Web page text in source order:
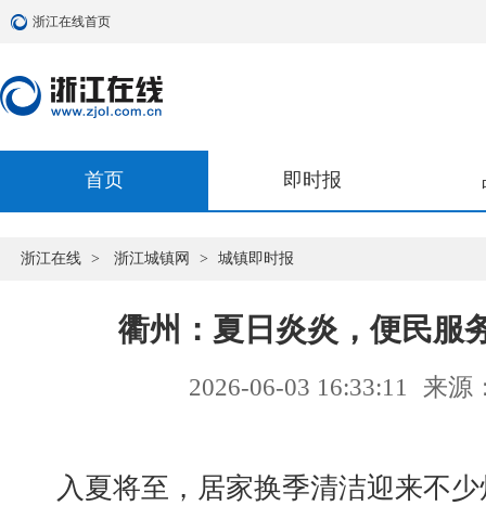
浙江在线首页
首页 即时报
浙江在线 > 浙江城镇网 > 城镇即时报
衢州：夏日炎炎，便民服
2026-06-03 16:33:11 来源
入夏将至，居家换季清洁迎来不少